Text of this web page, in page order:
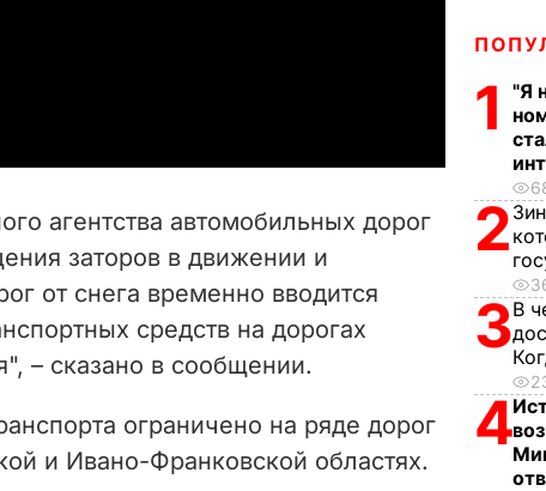
i
d
e
o
агентства автомобильных дорог
заторов в движении и
от снега временно вводится
средств на дорогах
– сказано в сообщении.
ограничено на ряде дорог
и Ивано-Франковской областях.
1
"Я
2
3В
4